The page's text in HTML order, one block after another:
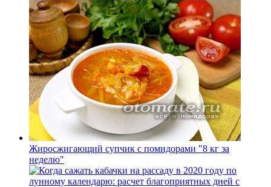
Жиросжигающий супчик с помидорами "8 кг за
неделю"